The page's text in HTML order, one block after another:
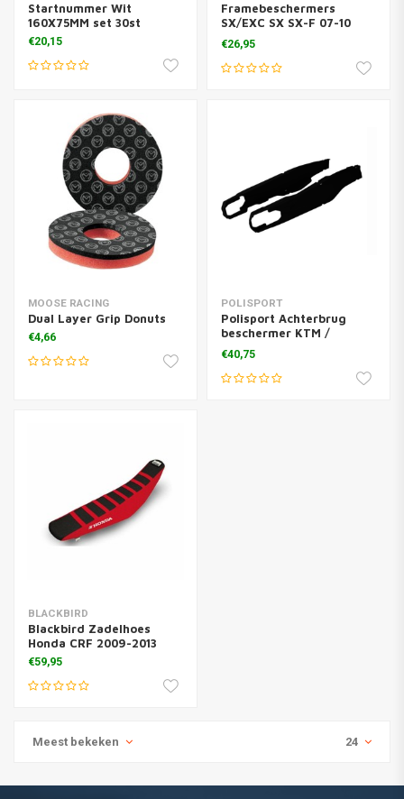
Startnummer Wit
160X75MM set 30st
€20,15
Framebeschermers
SX/EXC SX SX-F 07-10
EXC 08-11
€26,95
MOOSE RACING
Dual Layer Grip Donuts
€4,66
POLISPORT
Polisport Achterbrug
beschermer KTM /
Husqvarna 2011-2020
€40,75
BLACKBIRD
Blackbird Zadelhoes
Honda CRF 2009-2013
€59,95
Meest bekeken 24